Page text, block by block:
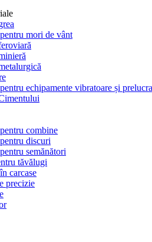
mori de vânt
echipamente vibratoare și
combine
discuri
semănători
tăvălugi
carcase
precizie